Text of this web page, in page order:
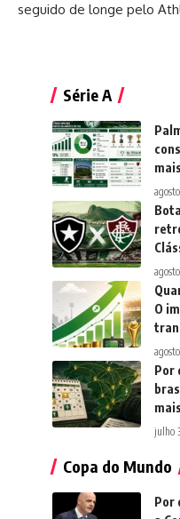
seguido de longe pelo
Série A
O
Por
julho
Copa do Mundo
Por